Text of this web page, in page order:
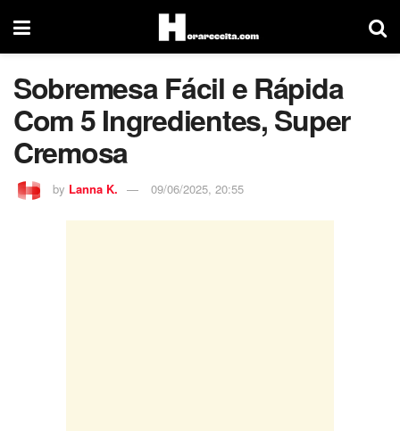
Sobremesa Fácil e Rápida
Com 5 Ingredientes, Super
Cremosa
by Lanna K. 09/06/2025, 20:55